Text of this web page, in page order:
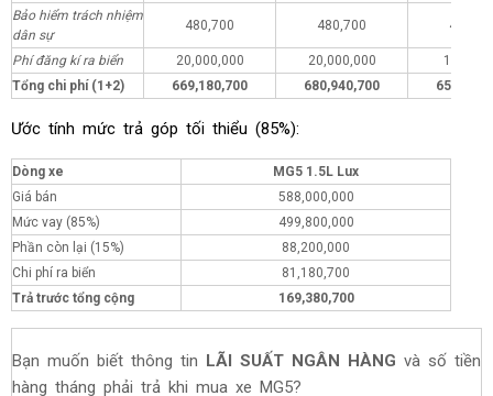
Bảo hiểm trách nhiệm
dân sự
480,700 480,700
Phí đăng kí ra biển 20,000,000 20,000,000
Tổng chi phí (1+2)
669,180,700 680,940,700
Ước tính mức trả góp tối thiểu (85%):
Dòng xe
MG5 1.5L Lux
Giá bán
588,000,000
Mức vay (85%)
499,800,000
Phần còn lại (15%)
88,200,000
Chi phí ra biển
81,180,700
Trả trước tổng cộng
169,380,700
Bạn muốn biết thông tin LÃI SUẤT NGÂN HÀNG và số tiền
hàng tháng phải trả khi mua xe MG5?